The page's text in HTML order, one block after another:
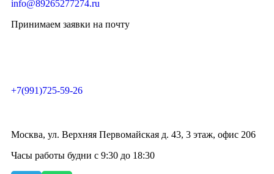
info@89265277274.ru
Принимаем заявки на почту
+7(991)725-59-26
Москва, ул. Верхняя Первомайская д. 43, 3 этаж, офис 206
Часы работы будни с 9:30 до 18:30